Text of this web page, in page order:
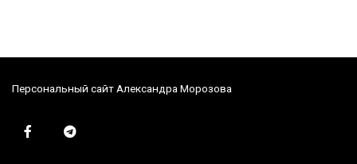
Персональный сайт Александра Морозова